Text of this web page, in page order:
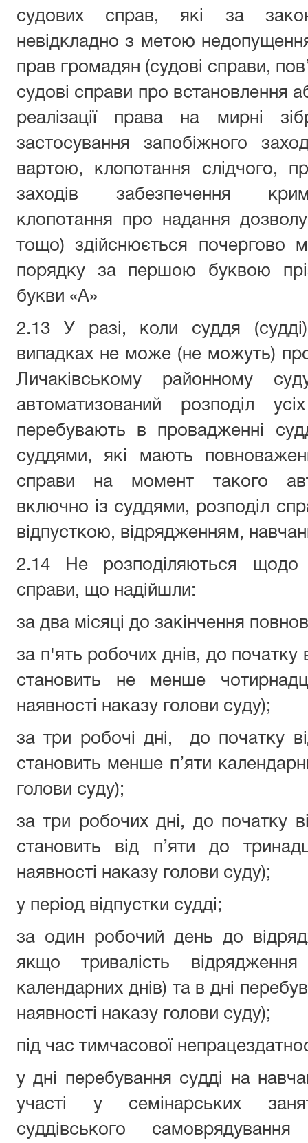
судових справ, які за
невідкладно з метою
прав громадян (судові справи,
судові справи про встановлення
реалізації права на мирні
застосування запобіжного
вартою, клопотання слідчого,
заходів забезпечення
клопотання про надання
тощо) здійснюється почергово
порядку за першою буквою
букви «А»
2.13 У разі, коли суддя
випадках не може (не можуть)
Личаківському районному
автоматизований розподіл
перебувають в провадженні
суддями, які мають
справи на момент такого
включно із суддями, розподіл
відпусткою, відрядженням,
2.14 Не розподіляються щодо
справи, що надійшли:
за два місяці до закінчення
за п'ять робочих днів, до початку
становить не менше
наявності наказу голови суду);
за три робочі дні, до початку
становить менше п’яти
голови суду);
за три робочих дні, до початку
становить від п’яти до
наявності наказу голови суду);
у період відпустки судді;
за один робочий день до
якщо тривалість
календарних днів) та в дні
наявності наказу голови суду);
під час тимчасової
у дні перебування судді на
участі у семінарських
суддівського